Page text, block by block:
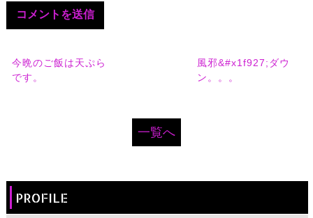
今晩のご飯は天ぷら
です。
風邪&#x1f927;ダウ
ン。。。
一覧へ
PROFILE